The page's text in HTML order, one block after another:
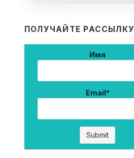
ПОЛУЧАЙТЕ РАССЫЛКУ
Имя
Email*